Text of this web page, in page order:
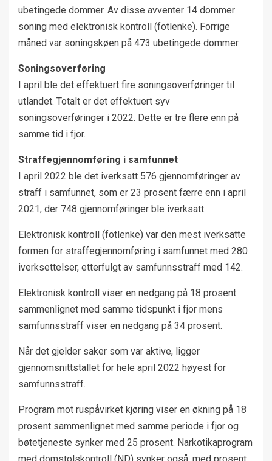
ubetingede dommer. Av disse avventer 14 dommer
soning med elektronisk kontroll (fotlenke). Forrige
måned var soningskøen på 473 ubetingede dommer.
Soningsoverføring
I april ble det effektuert fire soningsoverføringer til
utlandet. Totalt er det effektuert syv
soningsoverføringer i 2022. Dette er tre flere enn på
samme tid i fjor.
Straffegjennomføring i samfunnet
I april 2022 ble det iverksatt 576 gjennomføringer av
straff i samfunnet, som er 23 prosent færre enn i april
2021, der 748 gjennomføringer ble iverksatt.
Elektronisk kontroll (fotlenke) var den mest iverksatte
formen for straffegjennomføring i samfunnet med 280
iverksettelser, etterfulgt av samfunnsstraff med 142.
Elektronisk kontroll viser en nedgang på 18 prosent
sammenlignet med samme tidspunkt i fjor mens
samfunnsstraff viser en nedgang på 34 prosent.
Når det gjelder saker som var aktive, ligger
gjennomsnittstallet for hele april 2022 høyest for
samfunnsstraff.
Program mot ruspåvirket kjøring viser en økning på 18
prosent sammenlignet med samme periode i fjor og
bøtetjeneste synker med 25 prosent. Narkotikaprogram
med domstolskontroll (ND) synker også, med prosent